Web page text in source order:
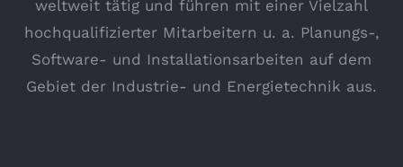
weltweit tätig und führen mit einer Vielzahl
hochqualifizierter Mitarbeitern u. a. Planungs-,
Software- und Installationsarbeiten auf dem
Gebiet der Industrie- und Energietechnik aus.